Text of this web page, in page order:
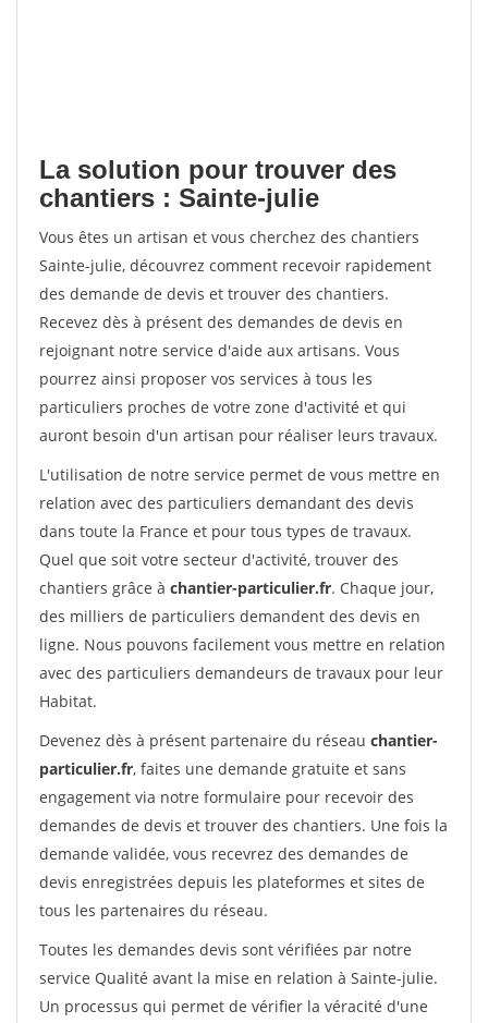
La solution pour trouver des
chantiers : Sainte-julie
Vous êtes un artisan et vous cherchez des chantiers
Sainte-julie, découvrez comment recevoir rapidement
des demande de devis et trouver des chantiers.
Recevez dès à présent des demandes de devis en
rejoignant notre service d'aide aux artisans. Vous
pourrez ainsi proposer vos services à tous les
particuliers proches de votre zone d'activité et qui
auront besoin d'un artisan pour réaliser leurs travaux.
L'utilisation de notre service permet de vous mettre en
relation avec des particuliers demandant des devis
dans toute la France et pour tous types de travaux.
Quel que soit votre secteur d'activité, trouver des
chantiers grâce à chantier-particulier.fr. Chaque jour,
des milliers de particuliers demandent des devis en
ligne. Nous pouvons facilement vous mettre en relation
avec des particuliers demandeurs de travaux pour leur
Habitat.
Devenez dès à présent partenaire du réseau chantier-
particulier.fr, faites une demande gratuite et sans
engagement via notre formulaire pour recevoir des
demandes de devis et trouver des chantiers. Une fois la
demande validée, vous recevrez des demandes de
devis enregistrées depuis les plateformes et sites de
tous les partenaires du réseau.
Toutes les demandes devis sont vérifiées par notre
service Qualité avant la mise en relation à Sainte-julie.
Un processus qui permet de vérifier la véracité d'une